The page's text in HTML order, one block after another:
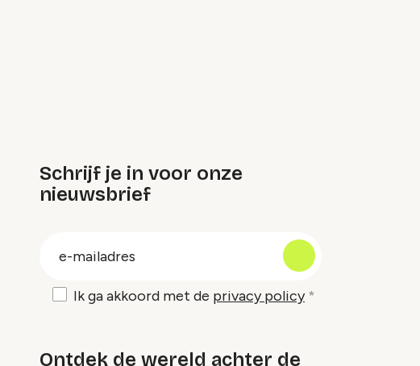
Schrijf je in voor onze
nieuwsbrief
Ik ga akkoord met de privacy policy
Ontdek de wereld achter de